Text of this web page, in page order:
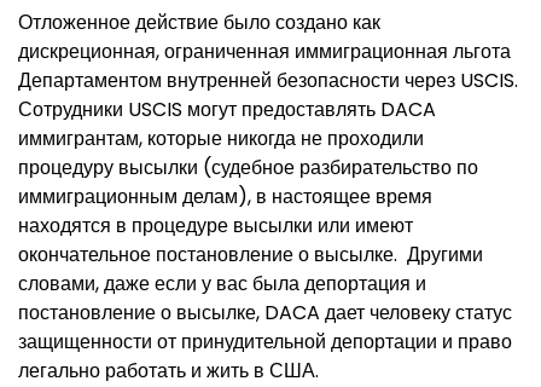
Отложенное действие было создано как
дискреционная, ограниченная иммиграционная льгота
Департаментом внутренней безопасности через USCIS.
Сотрудники USCIS могут предоставлять DACA
иммигрантам, которые никогда не проходили
процедуру высылки (судебное разбирательство по
иммиграционным делам), в настоящее время
находятся в процедуре высылки или имеют
окончательное постановление о высылке. Другими
словами, даже если у вас была депортация и
постановление о высылке, DACA дает человеку статус
защищенности от принудительной депортации и право
легально работать и жить в США.